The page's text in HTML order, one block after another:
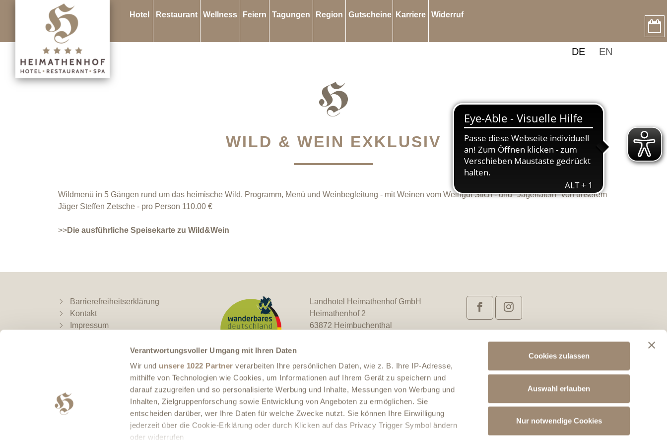
Verantwortungsvoller Umgang mit Ihren Daten
Wir und unsere 1022 Partner verarbeiten Ihre persönlichen Daten, wie z. B. Ihre IP-Adresse,
mithilfe von Technologien wie Cookies, um Informationen auf Ihrem Gerät zu speichern und
darauf zuzugreifen und so personalisierte Werbung und Inhalte, Messungen von Werbung und
Inhalten, Zielgruppenforschung sowie Entwicklung von Angeboten zu ermöglichen. Sie
entscheiden darüber, wer Ihre Daten für welche Zwecke nutzt. Sie können Ihre Einwilligung
jederzeit über die Cookie-Erklärung oder durch Klicken auf das Privacy Trigger Symbol ändern
oder widerrufen
Cookies zulassen
Auswahl erlauben
Nur notwendige Cookies
Hotel Restaurant Wellness Feiern Tagungen Region Gutscheine Karriere Widerruf
DE EN
WILD & WEIN EXKLUSIV
Wildmenü in 5 Gängen rund um das heimische Wild. Programm, Menü und Weinbegleitung - mit Weinen vom Weingut Stich - und "Jägerlatein" von unserem
Jäger Steffen Zetsche - pro Person 110.00 €
>>Die ausführliche Speisekarte zu Wild&Wein
Barrierefreiheitserklärung
Kontakt
Impressum
Newsletter-Anmeldung Restaurant
Newsletter-Anmeldung Hotel
Newsletter-Anmeldung Küchenparty
Landhotel Heimathenhof GmbH
Heimathenhof 2
63872 Heimbuchenthal
Webseite:
https://www.heimathenhof.com